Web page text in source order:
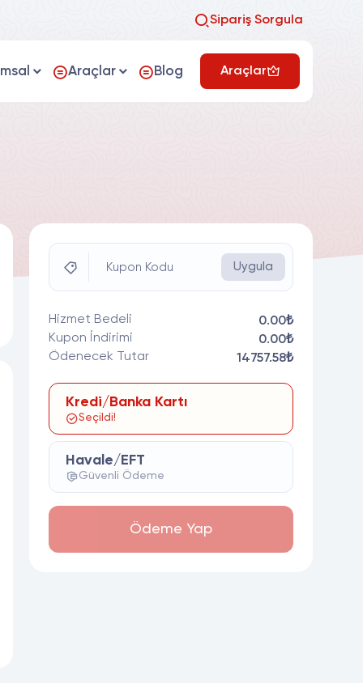
Sipariş Sorgula
Araçlar Blog Araçlar
Kupon Kodu Uygula
Hizmet Bedeli
0.00₺
Kupon İndirimi
0.00₺
Ödenecek Tutar
14757.58₺
Kredi/Banka Kartı
Seçildi!
Havale/EFT
Güvenli Ödeme
Ödeme Yap